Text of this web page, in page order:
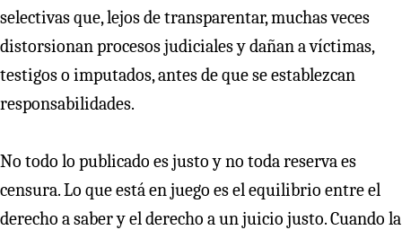
selectivas que, lejos de transparentar, muchas veces
distorsionan procesos judiciales y dañan a víctimas,
testigos o imputados, antes de que se establezcan
responsabilidades.
No todo lo publicado es justo y no toda reserva es
censura. Lo que está en juego es el equilibrio entre el
derecho a saber y el derecho a un juicio justo. Cuando la